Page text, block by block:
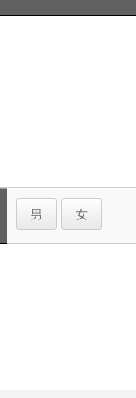
男 女